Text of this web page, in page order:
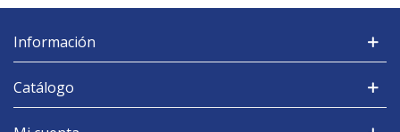
Información
Catálogo